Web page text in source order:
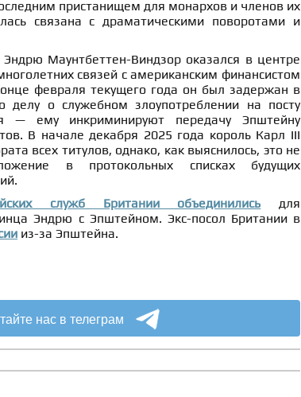
пристанищем для монархов и членов их
связана с драматическими поворотами и
Маунтбеттен-Виндзор оказался в центре
связей с американским финансистом
февраля текущего года он был задержан в
делу о служебном злоупотреблении на посту
— ему инкриминируют передачу Эпштейну
В начале декабря 2025 года король Карл III
всех титулов, однако, как выяснилось, это не
в протокольных списках будущих
служб Британии объединились для
Эндрю с Эпштейном. Экс-посол Британии в
из-за Эпштейна.
нас в телеграм